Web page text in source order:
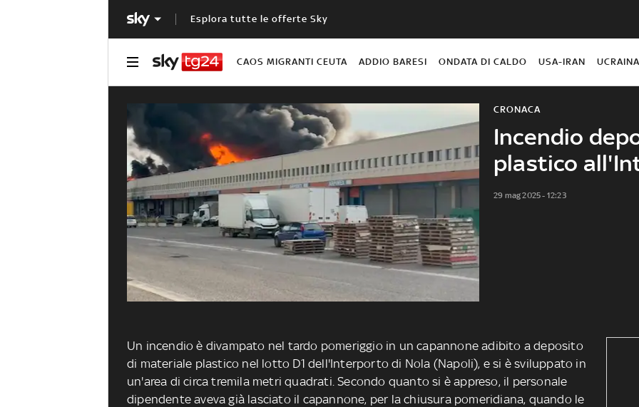
Esplora tutte le offerte Sky
CAOS MIGRANTI CEUTA ADDIO BARESI ONDATA DI CALDO USA-IRAN UCRAINA
Incendio
plastico
CRONACA
29 mag 2025 - 12:23
Un incendio è divampato nel tardo pomeriggio in un capannone adibito a deposito
di materiale plastico nel lotto D1 dell'Interporto di Nola (Napoli), e si è sviluppato in
un'area di circa tremila metri quadrati. Secondo quanto si è appreso, il personale
dipendente aveva già lasciato il capannone, per la chiusura pomeridiana, quando le